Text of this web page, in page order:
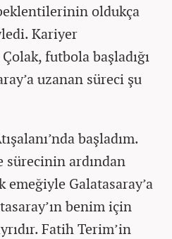
oldukça
Kariyer
futbola başladığı
uzanan süreci şu
başladım.
sürecinin ardından
emeğiyle Galatasaray’a
benim için
Fatih Terim’in